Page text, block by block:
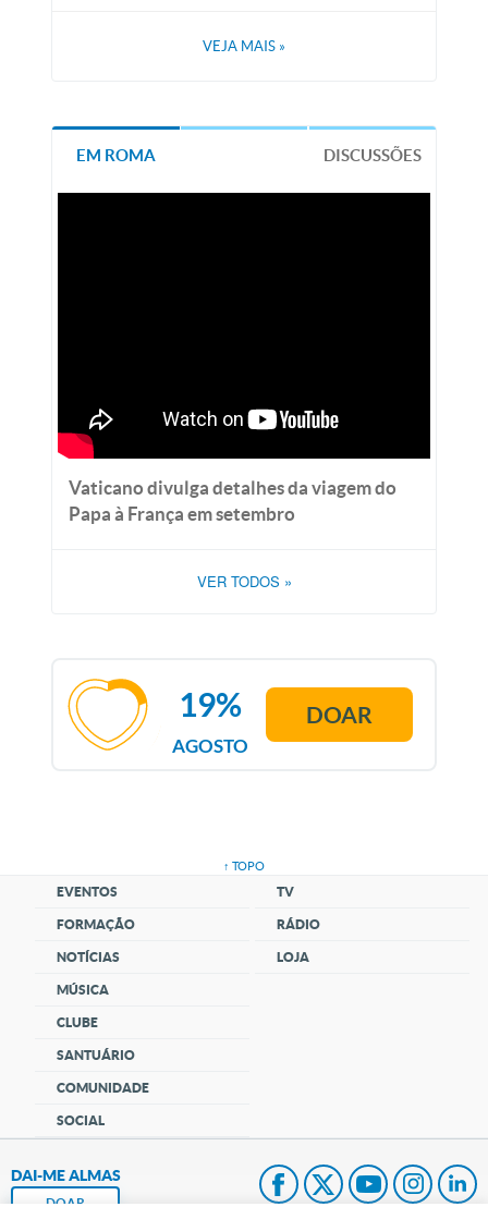
VEJA MAIS »
EM ROMA DISCUSSÕES
Vaticano divulga detalhes da viagem do
Papa à França em setembro
VER TODOS »
AGOSTO
19% DOAR
↑ TOPO
EVENTOS
FORMAÇÃO
NOTÍCIAS
MÚSICA
CLUBE
SANTUÁRIO
COMUNIDADE
SOCIAL
TV
RÁDIO
LOJA
DAI-ME ALMAS
DOAR